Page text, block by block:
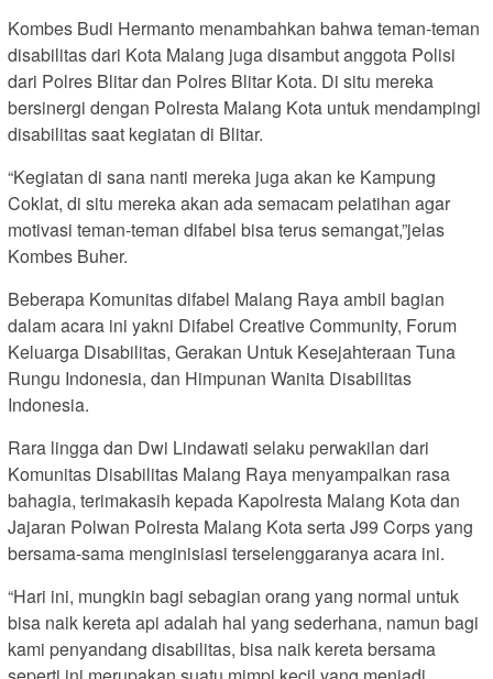
Kombes Budi Hermanto menambahkan bahwa teman-teman
disabilitas dari Kota Malang juga disambut anggota Polisi
dari Polres Blitar dan Polres Blitar Kota. Di situ mereka
bersinergi dengan Polresta Malang Kota untuk mendampingi
disabilitas saat kegiatan di Blitar.
“Kegiatan di sana nanti mereka juga akan ke Kampung
Coklat, di situ mereka akan ada semacam pelatihan agar
motivasi teman-teman difabel bisa terus semangat,”jelas
Kombes Buher.
Beberapa Komunitas difabel Malang Raya ambil bagian
dalam acara ini yakni Difabel Creative Community, Forum
Keluarga Disabilitas, Gerakan Untuk Kesejahteraan Tuna
Rungu Indonesia, dan Himpunan Wanita Disabilitas
Indonesia.
Rara lingga dan Dwi Lindawati selaku perwakilan dari
Komunitas Disabilitas Malang Raya menyampaikan rasa
bahagia, terimakasih kepada Kapolresta Malang Kota dan
Jajaran Polwan Polresta Malang Kota serta J99 Corps yang
bersama-sama menginisiasi terselenggaranya acara ini.
“Hari ini, mungkin bagi sebagian orang yang normal untuk
bisa naik kereta api adalah hal yang sederhana, namun bagi
kami penyandang disabilitas, bisa naik kereta bersama